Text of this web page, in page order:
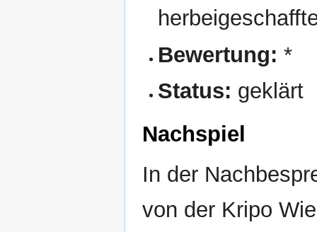
Bewertung: *
Status: geklärt
Nachspiel
In der
von der Kripo